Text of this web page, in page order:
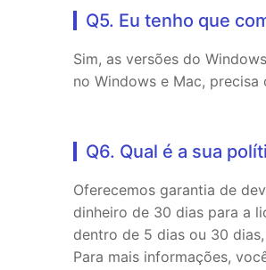
Q5. Eu tenho que
Sim, as versões do
no Windows e Mac,
Q6. Qual é a sua
Oferecemos garantia de
dinheiro de 30 dias para a
dentro de 5 dias ou 30
Para mais informações,